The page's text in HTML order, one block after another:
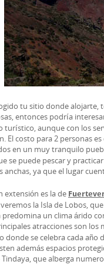
tu sitio donde alojarte,
entonces podría
turístico, aunque con los
El costo para 2 personas
en un muy tranquilo
se puede pescar y
anchas, ya que el lugar
extensión es la de
la Isla de Lobos,
un clima árido
atracciones son los
donde se celebra cada
además espacios
que alberga